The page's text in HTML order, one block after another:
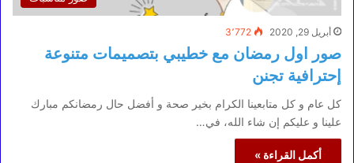
أبريل 29, 2020 3٬772
صور اول رمضان مع خطيبي بتصميمات متنوعة
إحترافية تجنن
كل عام و كل متابعينا الكرام بخير صحة و أفضل حال رمضانكم مبارك
علينا و عليكم إن شاء الله، في…
أكمل القراءة »